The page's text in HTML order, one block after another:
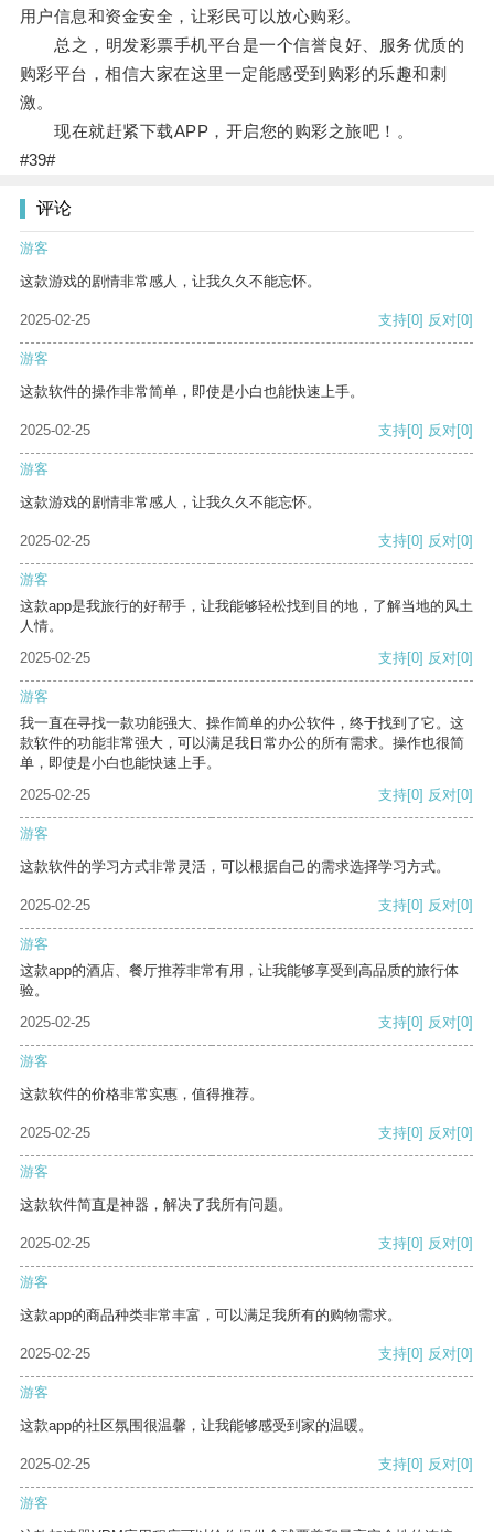
用户信息和资金安全，让彩民可以放心购彩。
总之，明发彩票手机平台是一个信誉良好、服务优质的
购彩平台，相信大家在这里一定能感受到购彩的乐趣和刺
激。
现在就赶紧下载APP，开启您的购彩之旅吧！。
#39#
评论
游客
这款游戏的剧情非常感人，让我久久不能忘怀。
2025-02-25 支持[0] 反对[0]
游客
这款软件的操作非常简单，即使是小白也能快速上手。
2025-02-25 支持[0] 反对[0]
游客
这款游戏的剧情非常感人，让我久久不能忘怀。
2025-02-25 支持[0] 反对[0]
游客
这款app是我旅行的好帮手，让我能够轻松找到目的地，了解当地的风土
人情。
2025-02-25
支持[0] 反对[0]
游客
我一直在寻找一款功能强大、操作简单的办公软件，终于找到了它。这
款软件的功能非常强大，可以满足我日常办公的所有需求。操作也很简
单，即使是小白也能快速上手。
2025-02-25
支持[0] 反对[0]
游客
这款软件的学习方式非常灵活，可以根据自己的需求选择学习方式。
2025-02-25 支持[0] 反对[0]
游客
这款app的酒店、餐厅推荐非常有用，让我能够享受到高品质的旅行体
验。
2025-02-25
支持[0] 反对[0]
游客
这款软件的价格非常实惠，值得推荐。
2025-02-25 支持[0] 反对[0]
游客
这款软件简直是神器，解决了我所有问题。
2025-02-25 支持[0] 反对[0]
游客
这款app的商品种类非常丰富，可以满足我所有的购物需求。
2025-02-25 支持[0] 反对[0]
游客
这款app的社区氛围很温馨，让我能够感受到家的温暖。
2025-02-25 支持[0] 反对[0]
游客